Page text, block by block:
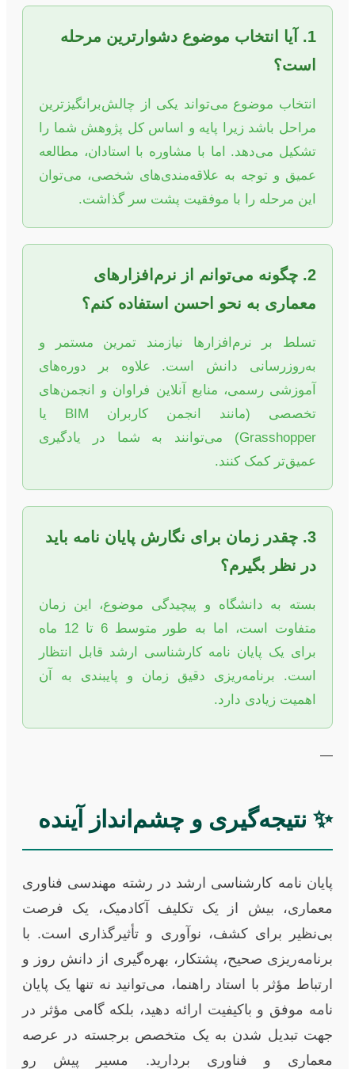
1. آیا انتخاب موضوع دشوارترین مرحله
است؟
انتخاب موضوع می‌تواند یکی از چالش‌برانگیزترین
مراحل باشد زیرا پایه و اساس کل پژوهش شما را
تشکیل می‌دهد. اما با مشاوره با استادان، مطالعه
عمیق و توجه به علاقه‌مندی‌های شخصی، می‌توان
این مرحله را با موفقیت پشت سر گذاشت.
2. چگونه می‌توانم از نرم‌افزارهای
معماری به نحو احسن استفاده کنم؟
تسلط بر نرم‌افزارها نیازمند تمرین مستمر و
به‌روزرسانی دانش است. علاوه بر دوره‌های
آموزشی رسمی، منابع آنلاین فراوان و انجمن‌های
تخصصی (مانند انجمن کاربران BIM یا
Grasshopper) می‌توانند به شما در یادگیری
عمیق‌تر کمک کنند.
3. چقدر زمان برای نگارش پایان نامه باید
در نظر بگیرم؟
بسته به دانشگاه و پیچیدگی موضوع، این زمان
متفاوت است، اما به طور متوسط 6 تا 12 ماه
برای یک پایان نامه کارشناسی ارشد قابل انتظار
است. برنامه‌ریزی دقیق زمان و پایبندی به آن
اهمیت زیادی دارد.
—
✨ نتیجه‌گیری و چشم‌انداز آینده
پایان نامه کارشناسی ارشد در رشته مهندسی فناوری
معماری، بیش از یک تکلیف آکادمیک، یک فرصت
بی‌نظیر برای کشف، نوآوری و تأثیرگذاری است. با
برنامه‌ریزی صحیح، پشتکار، بهره‌گیری از دانش روز و
ارتباط مؤثر با استاد راهنما، می‌توانید نه تنها یک پایان
نامه موفق و باکیفیت ارائه دهید، بلکه گامی مؤثر در
جهت تبدیل شدن به یک متخصص برجسته در عرصه
معماری و فناوری بردارید. مسیر پیش رو